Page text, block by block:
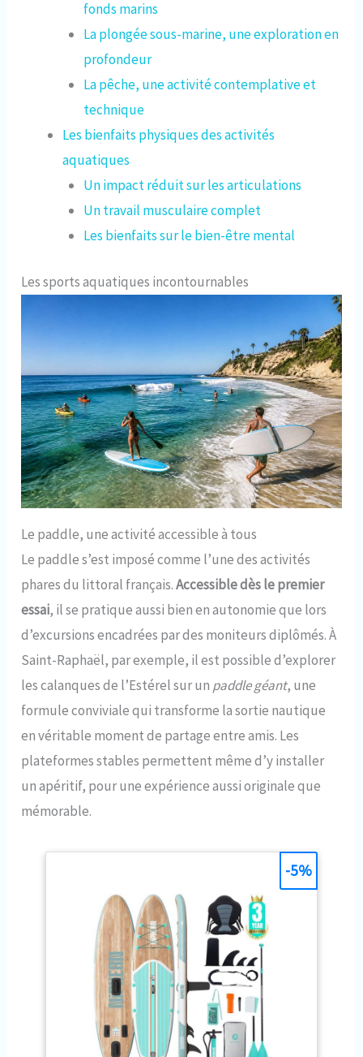
fonds marins
La plongée sous-marine, une exploration en
profondeur
La pêche, une activité contemplative et
technique
Les bienfaits physiques des activités
aquatiques
Un impact réduit sur les articulations
Un travail musculaire complet
Les bienfaits sur le bien-être mental
Les sports aquatiques incontournables
Le paddle, une activité accessible à tous
Le paddle s’est imposé comme l’une des activités
phares du littoral français.Accessible dès le premier
essai, il se pratique aussi bien en autonomie que lors
d’excursions encadrées par des moniteurs diplômés. À
Saint-Raphaël, par exemple, il est possible d’explorer
les calanques de l’Estérel sur un paddle géant, une
formule conviviale qui transforme la sortie nautique
en véritable moment de partage entre amis. Les
plateformes stables permettent même d’y installer
un apéritif, pour une expérience aussi originale que
mémorable.
-5%